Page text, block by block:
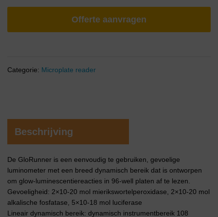
Offerte aanvragen
Categorie: Microplate reader
Beschrijving
De GloRunner is een eenvoudig te gebruiken, gevoelige
luminometer met een breed dynamisch bereik dat is ontworpen
om glow-luminescentiereacties in 96-well platen af te lezen.
Gevoeligheid: 2×10-20 mol mierikswortelperoxidase, 2×10-20 mol
alkalische fosfatase, 5×10-18 mol luciferase
Lineair dynamisch bereik: dynamisch instrumentbereik 108